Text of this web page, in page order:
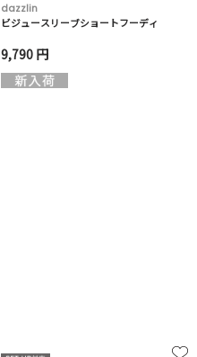
dazzlin
ビジュースリーブショートフーディ
9,790 円